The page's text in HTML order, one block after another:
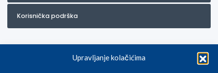
Upravljanje kolačićima
Korisnička podrška